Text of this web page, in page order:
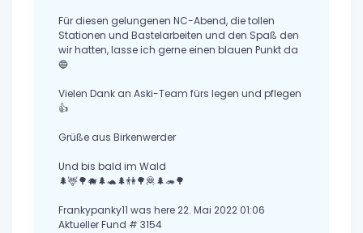
Für diesen gelungenen NC-Abend, die tollen
Stationen und Bastelarbeiten und den Spaß den
wir hatten, lasse ich gerne einen blauen Punkt da
🔵
Vielen Dank an Aski-Team fürs legen und pflegen
👍
Grüße aus Birkenwerder
Und bis bald im Wald
🌲🦌🌳🐗🌲🐢🌲👫🌳🦧🌲🦔🌳
Frankypanky11 was here 22. Mai 2022 01:06
Aktueller Fund # 3154